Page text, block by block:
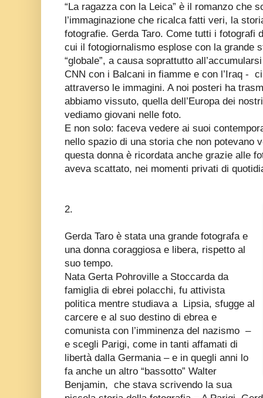
“La ragazza con la Leica” è il romanzo che
l’immaginazione che ricalca fatti veri, la
fotografie. Gerda Taro. Come tutti i fotografi
cui il fotogiornalismo esplose con la grande
“globale”, a causa soprattutto
CNN con i Balcani in fiamme e con l’Iraq -
attraverso le immagini. A noi posteri ha
abbiamo vissuto, quella dell’Europa dei
vediamo giovani nelle foto.
E non solo: faceva vedere ai suoi
nello spazio di una storia che non potevano
questa donna è ricordata anche grazie alle
aveva scattato, nei momenti privati di
2.
Gerda Taro è stata una grande fotografa e
una donna coraggiosa e libera, rispetto al
suo tempo.
Nata Gerta Pohroville a Stoccarda da
famiglia di ebrei polacchi, fu attivista
politica mentre studiava a Lipsia, sfugge al
carcere e al suo destino di ebrea e
comunista con l’imminenza del nazismo –
e scegli Parigi, come in tanti affamati di
libertà dalla Germania – e in quegli anni lo
fa anche un altro “bassotto” Walter
Benjamin, che stava scrivendo la sua